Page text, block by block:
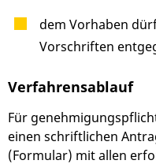
dem Vorhaben
Vorschriften
Verfahrensablauf
Für
einen schriftlichen
(Formular) mit allen